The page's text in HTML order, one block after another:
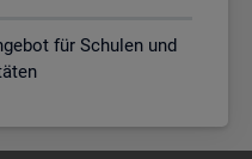
für Schulen und